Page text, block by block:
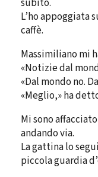
subito.
L’ho appoggiata
caffè.
Massimiliano mi
«Notizie dal
«Dal mondo no.
«Meglio,» ha
Mi sono
andando via.
La gattina lo
piccola guardia